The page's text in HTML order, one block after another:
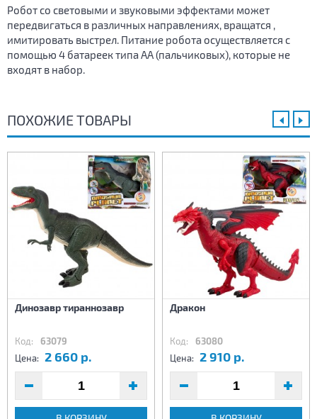
Робот со световыми и звуковыми эффектами может
передвигаться в различных направлениях, вращатся ,
имитировать выстрел. Питание робота осуществляется с
помощью 4 батареек типа АА (пальчиковых), которые не
входят в набор.
ПОХОЖИЕ ТОВАРЫ
Динозавр тираннозавр
Код: 63079
Цена: 2 660 р.
Дракон
Код: 63080
Цена: 2 910 р.